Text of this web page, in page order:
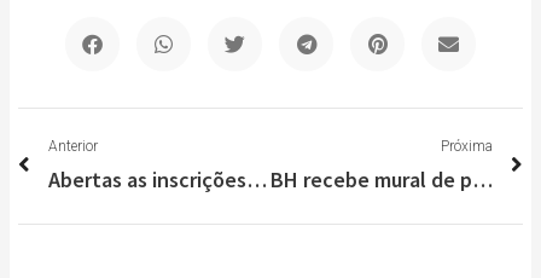
Anterior
Abertas as inscrições para o 15º concurso de Queijo Minas Artesanal
Próxima
BH recebe mural de projeto voltado para poesia e arte urbana feminina